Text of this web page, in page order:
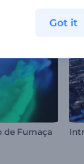
de Fumaça
Got it